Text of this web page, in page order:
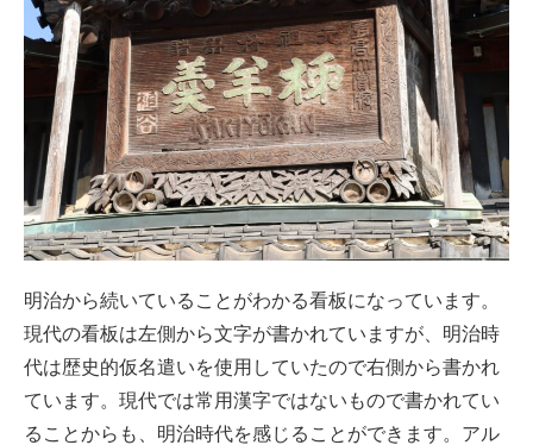
明治から続いていることがわかる看板になっています。
現代の看板は左側から文字が書かれていますが、明治時
代は歴史的仮名遣いを使用していたので右側から書かれ
ています。現代では常用漢字ではないもので書かれてい
ることからも、明治時代を感じることができます。アル